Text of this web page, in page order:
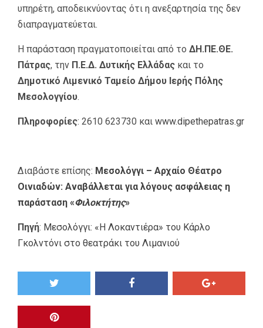
υπηρέτη, αποδεικνύοντας ότι η ανεξαρτησία της δεν
διαπραγματεύεται.
Η παράσταση πραγματοποιείται από το ΔΗ.ΠΕ.ΘΕ.
Πάτρας, την Π.Ε.Δ. Δυτικής Ελλάδας και το
Δημοτικό Λιμενικό Ταμείο Δήμου Ιερής Πόλης
Μεσολογγίου.
Πληροφορίες: 2610 623730 και www.dipethepatras.gr
Διαβάστε επίσης: Μεσολόγγι – Αρχαίο Θέατρο
Οινιαδών: Αναβάλλεται για λόγους ασφάλειας η
παράσταση «Φιλοκτήτης»
Πηγή: Μεσολόγγι: «Η Λοκαντιέρα» του Κάρλο
Γκολντόνι στο θεατράκι του Λιμανιού